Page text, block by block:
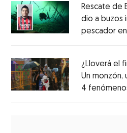
Rescate de
dio a buzos
pescador
¿Lloverá el
Un monzón,
4